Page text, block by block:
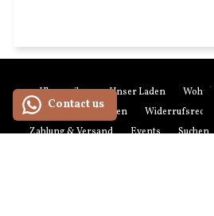
Über anikoo Unser Laden
Kontakt
Retouren Widerrufsrecht
Zahlung & Versand
Events Suchen
Contact us